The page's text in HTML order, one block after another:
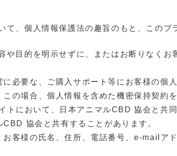
、個⼈情報保護法の趣旨のもと、このプ
⽬的を明⽰せずに、またはお断りなく
必要な、ご購⼊サポート等にお客様の個
の場合、個⼈情報を含めた機密保持契約
において、⽇本アニマルCBD 協会と共
協会と共有することがあります。
客様の⽒名、住所、電話番号、e-mailア